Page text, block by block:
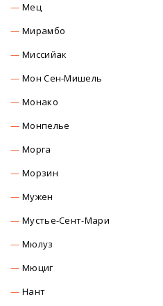
Мец
Мирамбо
Миссийак
Мон Сен-Мишель
Монако
Монпелье
Морга
Морзин
Мужен
Мустье-Сент-Мари
Мюлуз
Мюциг
Нант